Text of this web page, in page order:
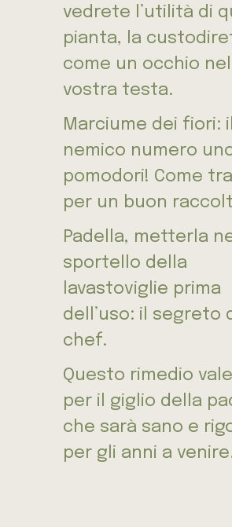
vedrete l’utilità di
pianta, la
come un occhio
vostra testa.
Marciume dei fiori: il
nemico numero
pomodori! Come
per un buon
Padella, metterla
sportello della
lavastoviglie prima
dell’uso: il segreto
chef.
Questo rimedio
per il giglio della
che sarà sano e
per gli anni a